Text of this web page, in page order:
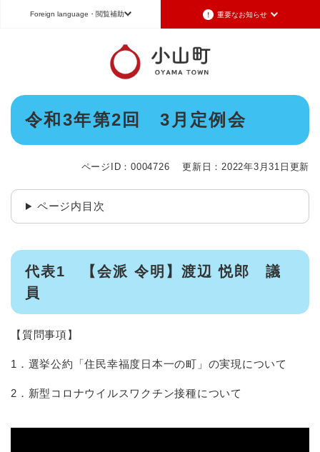
メニューを飛ばして本文へ
Foreign language ・閲覧補助 重要なお知らせ
重要なお知らせ
令和8年6月26日発生の地震被害に対する支援制度のお知らせ
2026年6月28日更新
地震による断水は6月28日午後5時に復旧しました
2026年6月28日更新
2026年6月28日更新
令和8年6月27日21時 災害警戒体制を廃止しました
Foreign language
日本語（Japanese） English（英語）
中文（簡体字）
Português（ポルトガル語）
한국어（韓国語）
標準 拡大 背景色変更 白 黒 青
本
令和3年第2回 3月定例会
ページID：0004726 更新日：2022年3月31日更新
ページ内目次
代表1 【会派 令明】渡辺 悦郎 議
員
【質問事項】
1．選挙公約「住民幸福度日本一の町」の実現について
2．新型コロナウイルスワクチン接種について